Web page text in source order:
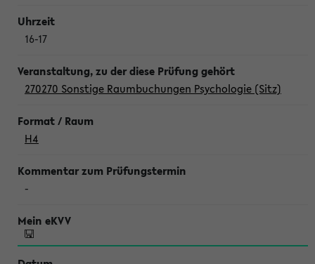
16-17
270270 Sonstige Raumbuchungen Psychologie (Sitz)
H4
-